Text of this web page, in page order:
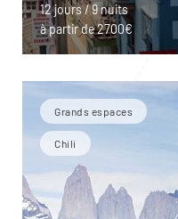
12 jours / 9 nuits
à partir de 2700€
Grands espaces
Chili